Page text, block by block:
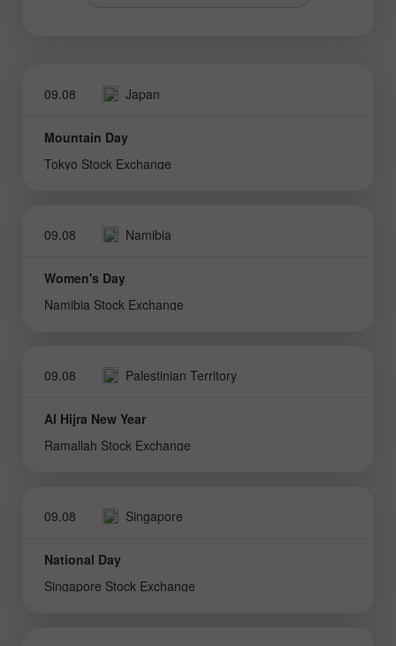
09.08 Japan
Mountain Day
Tokyo Stock Exchange
09.08 Namibia
Women's Day
Namibia Stock Exchange
09.08 Palestinian Territory
Al Hijra New Year
Ramallah Stock Exchange
09.08 Singapore
National Day
Singapore Stock Exchange